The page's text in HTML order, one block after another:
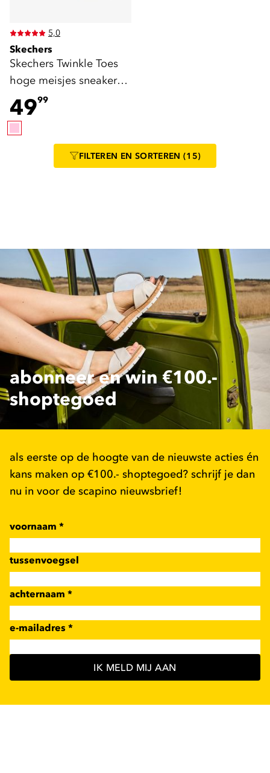
5,0
Skechers
Skechers Twinkle Toes
hoge meisjes sneakers
met lichtjes zwart roze
4999
FILTEREN EN SORTEREN (15)
abonneer en win €100.-
shoptegoed
als eerste op de hoogte van de nieuwste acties én
kans maken op €100.- shoptegoed? schrijf je dan
nu in voor de scapino nieuwsbrief!
voornaam *
tussenvoegsel
achternaam *
e-mailadres *
IK MELD MIJ AAN